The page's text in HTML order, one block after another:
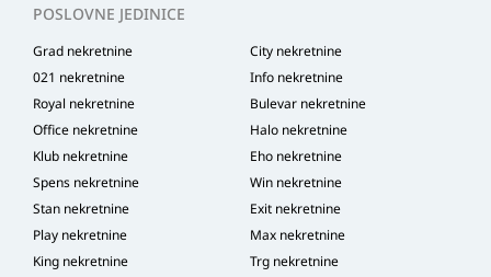
POSLOVNE JEDINICE
Grad nekretnine
City nekretnine
021 nekretnine
Info nekretnine
Royal nekretnine
Bulevar nekretnine
Office nekretnine
Halo nekretnine
Klub nekretnine
Eho nekretnine
Spens nekretnine
Win nekretnine
Stan nekretnine
Exit nekretnine
Play nekretnine
Max nekretnine
King nekretnine
Trg nekretnine